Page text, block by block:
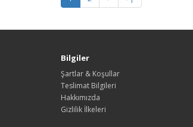
Bilgiler
Şartlar & Koşullar
Teslimat Bilgileri
Hakkımızda
Gizlilik İlkeleri